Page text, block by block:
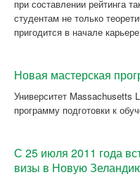
при составлении рейтинга
студентам не только
пригодится в начале
Новая мастерская
Университет Massachusetts
программу подготовки к
С 25 июля 2011 года
визы в Новую